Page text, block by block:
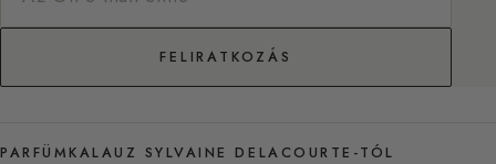
FELIRATKOZÁS
PARFÜMKALAUZ SYLVAINE DELACOURTE-TÓL